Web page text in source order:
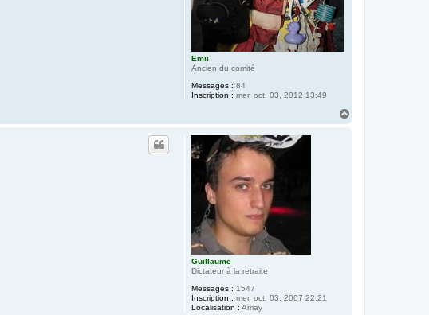
Emii
Ancien du comité
Messages : 84
Inscription : mer. oct. 03, 2012 13:49
Guillaume
Dictateur à la retraite
Messages : 1547
Inscription : mer. oct. 03, 2007 22:21
Localisation : Amay